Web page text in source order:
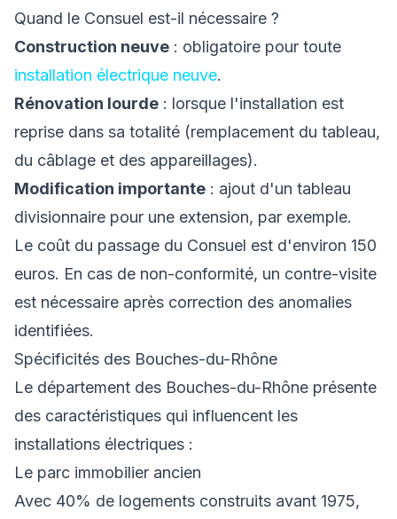
Quand le Consuel est-il nécessaire ?
Construction neuve : obligatoire pour toute
installation électrique neuve.
Rénovation lourde : lorsque l'installation est
reprise dans sa totalité (remplacement du tableau,
du câblage et des appareillages).
Modification importante : ajout d'un tableau
divisionnaire pour une extension, par exemple.
Le coût du passage du Consuel est d'environ 150
euros. En cas de non-conformité, un contre-visite
est nécessaire après correction des anomalies
identifiées.
Spécificités des Bouches-du-Rhône
Le département des Bouches-du-Rhône présente
des caractéristiques qui influencent les
installations électriques :
Le parc immobilier ancien
Avec 40% de logements construits avant 1975,